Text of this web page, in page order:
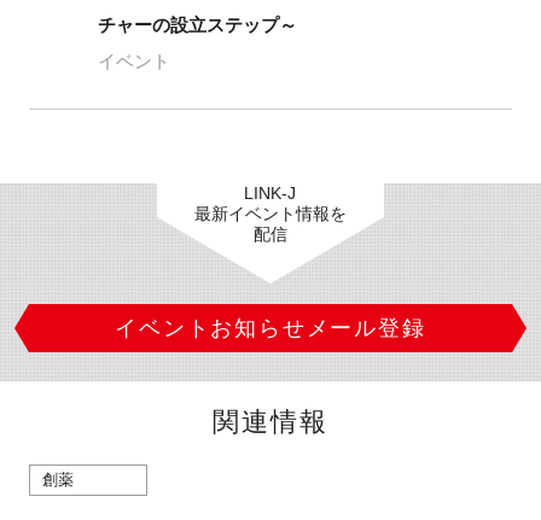
チャーの設立ステップ～
イベント
LINK-J
最新イベント情報を
配信
イベントお知らせメール登録
関連情報
創薬